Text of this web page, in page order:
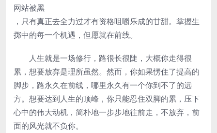
网站被黑
，只有真正去全力过才有资格咀嚼乐成的甘甜。掌握生
掷中的每一个机遇，但愿就在前线。
人生就是一场修行，路很长很陡，大概你走得很
累，想要放弃是理所虽然。然而，你如果愣住了提高的
脚步，路永久在前线，哪里永久有一个你到不了的远
方。想要达到人生的顶峰，你只能忍住双脚的累，压下
心中的伟大动机，简朴地一步步地往前走，不放弃，前
面的风光就不负你。